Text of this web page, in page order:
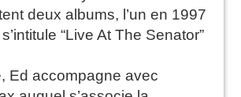
deux albums, l’un en 1997
“Live At The Senator”
Ed accompagne avec